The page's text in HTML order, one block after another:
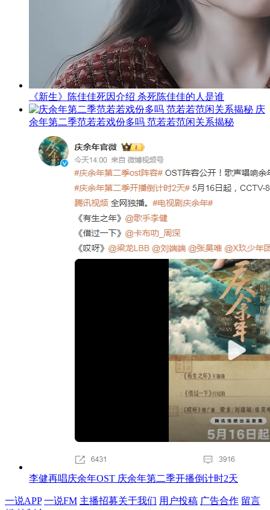
《新生》陈佳佳死因介绍 杀死陈佳佳的人是谁
庆
余年第二季范若若戏份多吗 范若若范闲关系揭秘
李健再唱庆余年OST 庆余年第二季开播倒计时2天
一说APP 一说FM 主播招募关于我们 用户投稿 广告合作 留言